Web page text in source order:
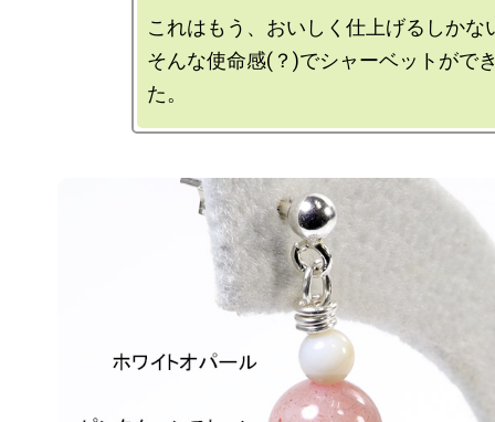
これはもう、おいしく仕上げるしかな
そんな使命感(？)でシャーベットがで